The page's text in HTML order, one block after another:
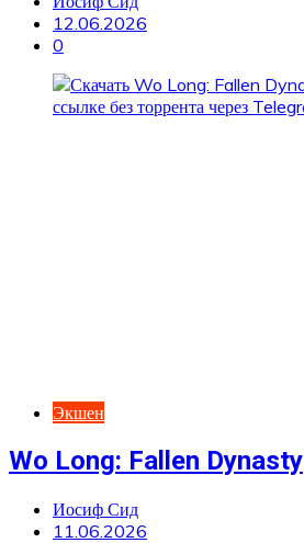
12.06.2026
0
Экшен
Wo Long: Fallen Dynasty
Иосиф Сид
11.06.2026